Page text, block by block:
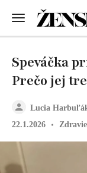
Lucia
22.1.2026
Zdravie
Speváčka
Prečo jej